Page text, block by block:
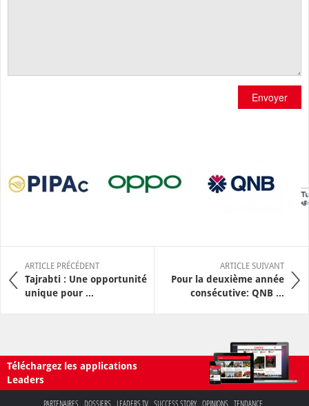
Envoyer
ARTICLE PRÉCÉDENT
Tajrabti : Une opportunité
unique pour ...
ARTICLE SUIVANT
Pour la deuxième année
consécutive: QNB ...
Téléchargez les applications
Leaders
PARTENAIRES DOSSIERS LEADERS TV SUCCESS STORY OPINIONS TENDANCE